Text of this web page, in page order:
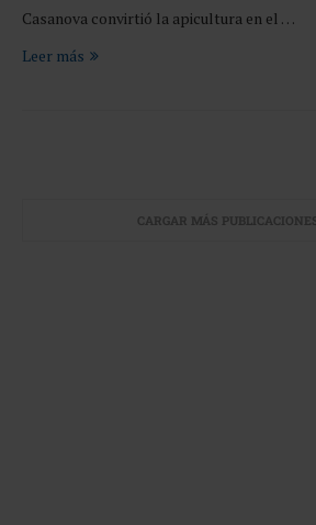
Casanova convirtió la apicultura en el …
Leer más
CARGAR MÁS